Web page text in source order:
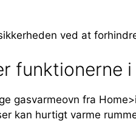
ved at
funktionerne i
gasvarmeovn fra
kan hurtigt varme